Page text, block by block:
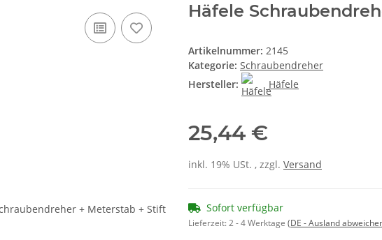
Häfele
Artikelnummer: 2145
Kategorie: Schraubendreher
Hersteller:
Häfele
25,44 €
inkl. 19% USt. , zzgl. Versand
Sofort verfügbar
Lieferzeit:2 - 4 Werktage (DE - Ausland